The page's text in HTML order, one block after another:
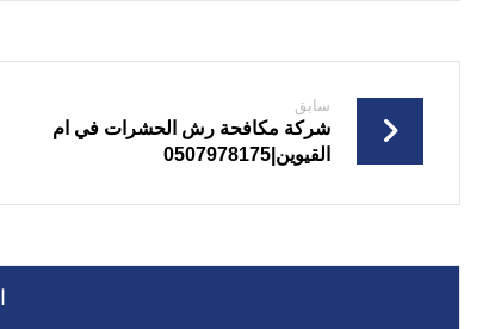
سابق
شركة مكافحة رش الحشرات في ام
القيوين|0507978175